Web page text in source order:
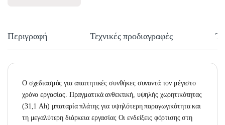
Περιγραφή Τεχνικές προδιαγραφές
Ο σχεδιασμός για απαιτητικές συνθήκες συναντά τον μέγιστο
χρόνο εργασίας. Πραγματικά ανθεκτική, υψηλής χωρητικότητας
(31,1 Ah) μπαταρία πλάτης για υψηλότερη παραγωγικότητα και
τη μεγαλύτερη διάρκεια εργασίας Οι ενδείξεις φόρτισης στη